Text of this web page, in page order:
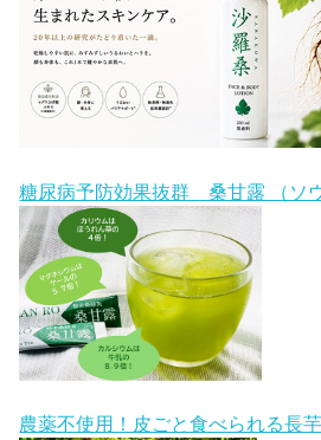
糖尿病予防効果抜群 桑甘露 （ソ
農薬不使用！皮ごと食べられる長